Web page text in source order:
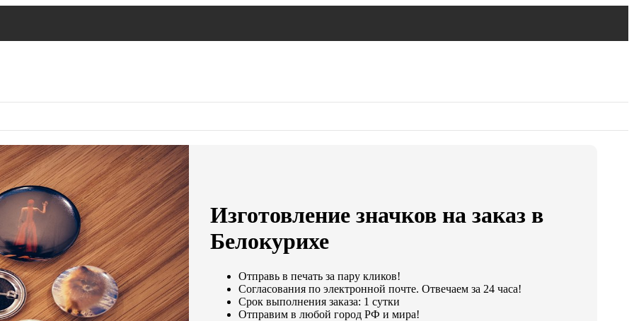
Изготовление значков на заказ в
Белокурихе
Отправь в печать за пару кликов!
Согласования по электронной почте. Отвечаем за 24 часа!
Срок выполнения заказа: 1 сутки
Отправим в любой город РФ и мира!